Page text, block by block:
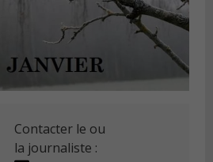
Contacter le ou
la journaliste :